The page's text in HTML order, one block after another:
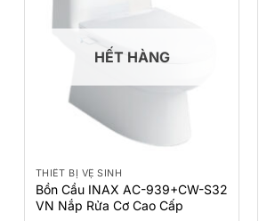
HẾT HÀNG
THIẾT BỊ VỆ SINH
Bồn Cầu INAX AC-939+CW-S32
VN Nắp Rửa Cơ Cao Cấp